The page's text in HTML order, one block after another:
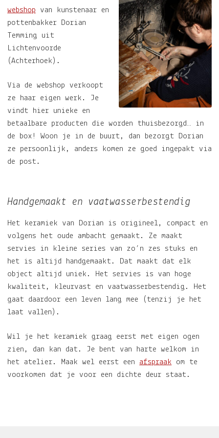
webshop van kunstenaar en
pottenbakker Dorian
Temming uit
Lichtenvoorde
(Achterhoek).
Via de webshop verkoopt
ze haar eigen werk. Je
vindt hier unieke en
betaalbare producten die worden thuisbezorgd… in
de box! Woon je in de buurt, dan bezorgt Dorian
ze persoonlijk, anders komen ze goed ingepakt via
de post.
Handgemaakt en vaatwasserbestendig
Het keramiek van Dorian is origineel, compact en
volgens het oude ambacht gemaakt. Ze maakt
servies in kleine series van zo’n zes stuks en
het is altijd handgemaakt. Dat maakt dat elk
object altijd uniek. Het servies is van hoge
kwaliteit, kleurvast en vaatwasserbestendig. Het
gaat daardoor een leven lang mee (tenzij je het
laat vallen).
Wil je het keramiek graag eerst met eigen ogen
zien, dan kan dat. Je bent van harte welkom in
het atelier. Maak wel eerst een afspraak om te
voorkomen dat je voor een dichte deur staat.